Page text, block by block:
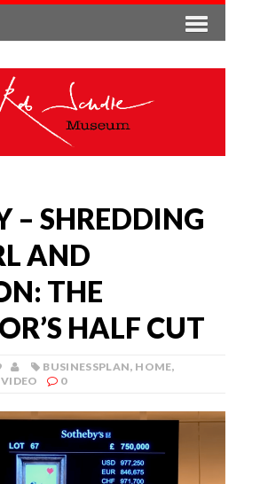
– SHREDDING
AND
THE
HALF CUT
BUSINESSPLAN, HOME,
VIDEO 0